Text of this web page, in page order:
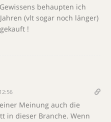
behaupten ich
(vlt sogar noch länger)
!
Meinung auch die
in dieser Branche. Wenn